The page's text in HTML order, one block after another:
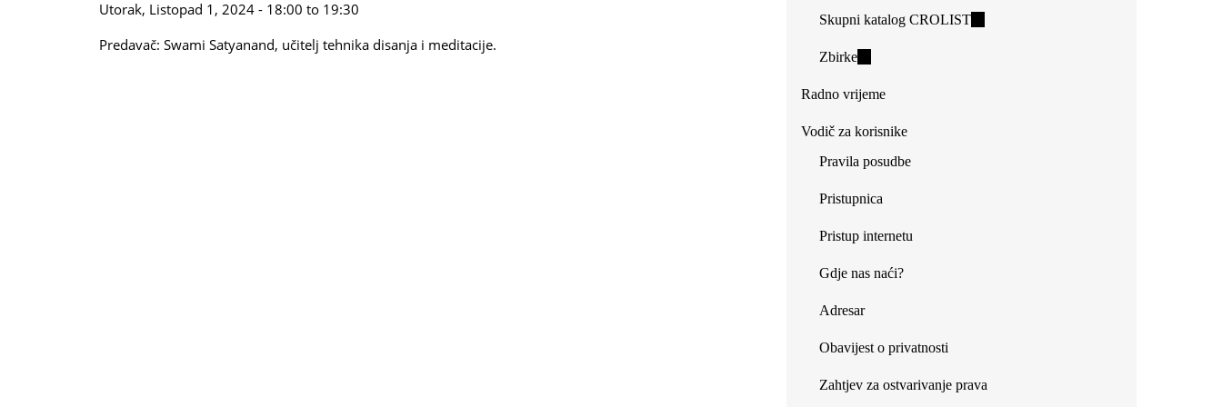
Utorak, Listopad 1, 2024 - 18:00 to 19:30
Predavač: Swami Satyanand, učitelj tehnika disanja i meditacije.
Skupni katalog CROLIST(link
Zbirke(link
external)
Radno vrijeme
Vodič za korisnike
Pravila posudbe
Pristupnica
Pristup internetu
Gdje nas naći?
Adresar
Obavijest o privatnosti
Zahtjev za ostvarivanje prava